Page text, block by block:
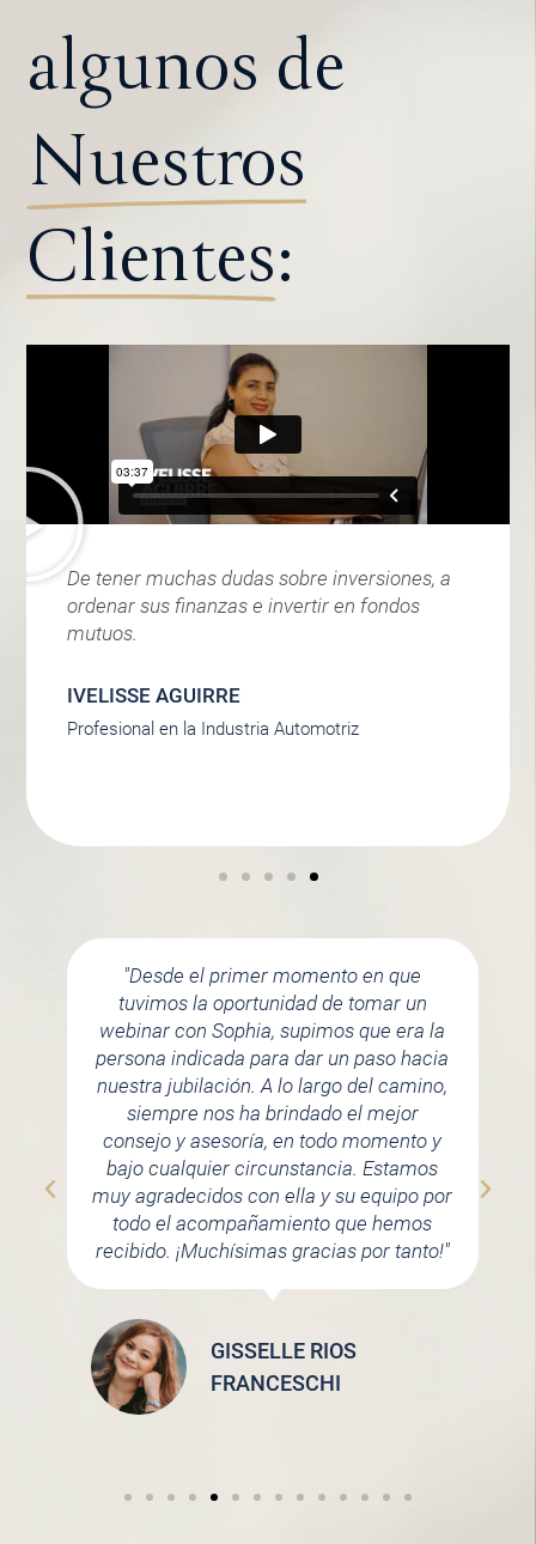
algunos de
Nuestros
Clientes:
De tener muchas dudas sobre inversiones, a
ordenar sus finanzas e invertir en fondos
mutuos.
IVELISSE AGUIRRE
Profesional en la Industria Automotriz
"Desde el primer momento en que
tuvimos la oportunidad de tomar un
webinar con Sophia, supimos que era la
persona indicada para dar un paso hacia
nuestra jubilación. A lo largo del camino,
siempre nos ha brindado el mejor
consejo y asesoría, en todo momento y
bajo cualquier circunstancia. Estamos
muy agradecidos con ella y su equipo por
todo el acompañamiento que hemos
recibido. ¡Muchísimas gracias por tanto!"
GISSELLE RIOS
FRANCESCHI